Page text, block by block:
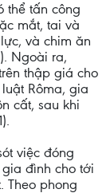
thể tấn công
mắt, tai và
và chim ăn
Ngoài ra,
thập giá cho
luật Rôma, gia
cất, sau khi
việc đóng
đình cho tới
Theo phong